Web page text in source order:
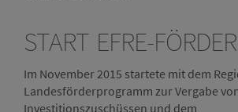
START EFRE-
Im November 2015 startete mit dem
Landesförderprogramm zur Vergabe
Investitionszuschüssen und dem